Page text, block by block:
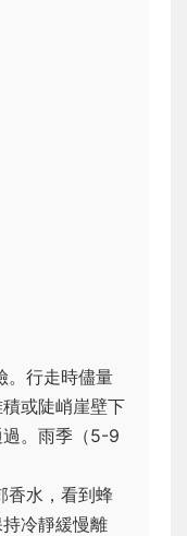
。行走時儘量
或陡峭崖壁下
。雨季（5-9
香水，看到蜂
冷靜緩慢離